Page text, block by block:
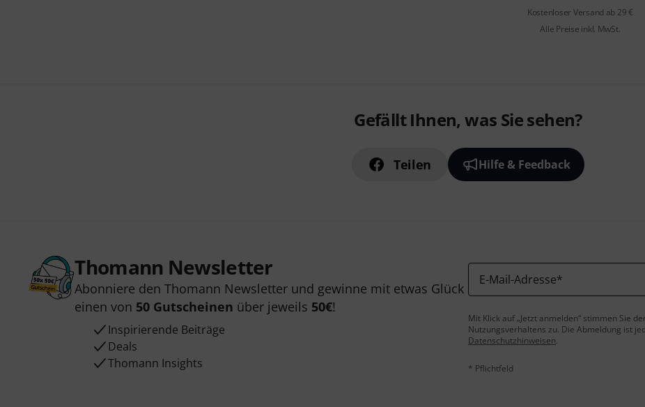
Kostenloser Versand ab 29 €
Alle Preise inkl. MwSt.
Gefällt Ihnen, was Sie sehen?
Teilen Hilfe & Feedback
Thomann Newsletter
Abonniere den Thomann Newsletter und gewinne mit etwas Glück
einen von 50 Gutscheinen über jeweils 50€!
Inspirierende Beiträge
Deals
Thomann Insights
E-Mail-Adresse*
Mit Klick auf „Jetzt anmelden“ stimmen Sie
Nutzungsverhaltens zu. Die Abmeldung ist
Datenschutzhinweisen.
* Pflichtfeld